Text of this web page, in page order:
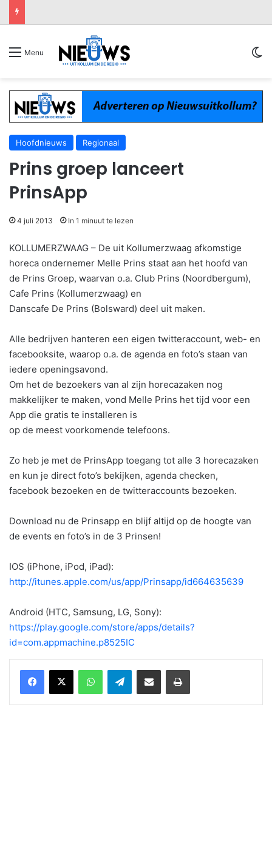
Menu
Hoofdnieuws Regionaal
Prins groep lanceert
PrinsApp
4 juli 2013 In 1 minuut te lezen
KOLLUMERZWAAG – De uit Kollumerzwaag afkomstige
horeca ondernemer Melle Prins staat aan het hoofd van
de Prins Groep, waarvan o.a. Club Prins (Noordbergum),
Cafe Prins (Kollumerzwaag) en
Danscafe De Prins (Bolsward) deel uit maken.
Alle bedrijven hanteren een eigen twitteraccount, web- en
facebooksite, waarop o.a. de agenda en foto’s staan van
iedere openingsavond.
Om het de bezoekers van al zijn horecazaken nog
makkelijker te maken, vond Melle Prins het tijd voor een
App die gratis te installeren is
op de meest voorkomende telefoons.
Zo heb je met de PrinsApp toegang tot alle 3 horecazaken
en kun je direct foto’s bekijken, agenda checken,
facebook bezoeken en de twitteraccounts bezoeken.
Download nu de Prinsapp en blijf altijd op de hoogte van
de events en foto’s in de 3 Prinsen!
IOS (iPhone, iPod, iPad):
http://itunes.apple.com/us/app/Prinsapp/id664635639
Android (HTC, Samsung, LG, Sony):
https://play.google.com/store/apps/details?
id=com.appmachine.p8525IC
WhatsAppTelegramDelen via Email Print